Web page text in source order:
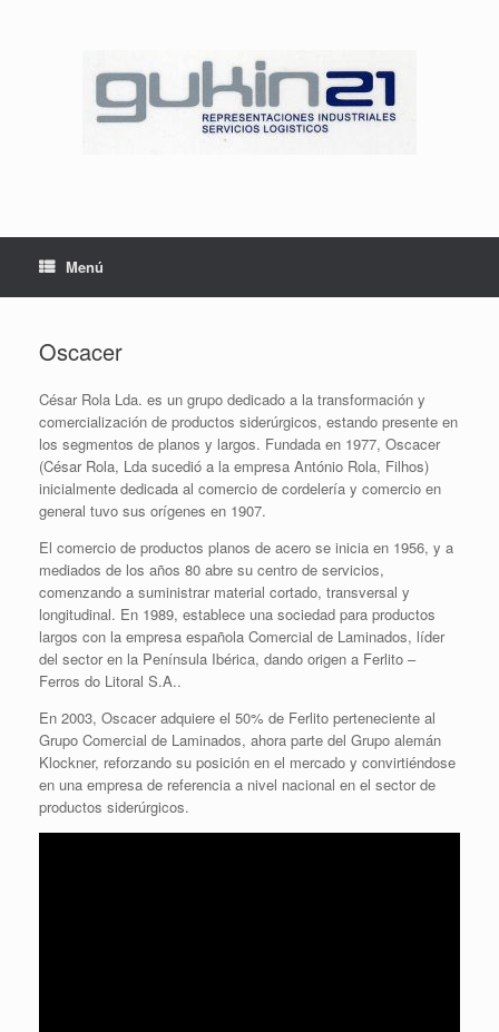
Menú
Oscacer
César Rola Lda. es un grupo dedicado a la transformación y
comercialización de productos siderúrgicos, estando presente en
los segmentos de planos y largos. Fundada en 1977, Oscacer
(César Rola, Lda sucedió a la empresa António Rola, Filhos)
inicialmente dedicada al comercio de cordelería y comercio en
general tuvo sus orígenes en 1907.
El comercio de productos planos de acero se inicia en 1956, y a
mediados de los años 80 abre su centro de servicios,
comenzando a suministrar material cortado, transversal y
longitudinal. En 1989, establece una sociedad para productos
largos con la empresa española Comercial de Laminados, líder
del sector en la Península Ibérica, dando origen a Ferlito –
Ferros do Litoral S.A..
En 2003, Oscacer adquiere el 50% de Ferlito perteneciente al
Grupo Comercial de Laminados, ahora parte del Grupo alemán
Klockner, reforzando su posición en el mercado y convirtiéndose
en una empresa de referencia a nivel nacional en el sector de
productos siderúrgicos.